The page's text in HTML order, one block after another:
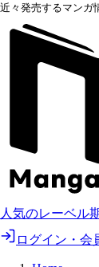
近々発売するマンガ
人気のレーベル
ログイン・会